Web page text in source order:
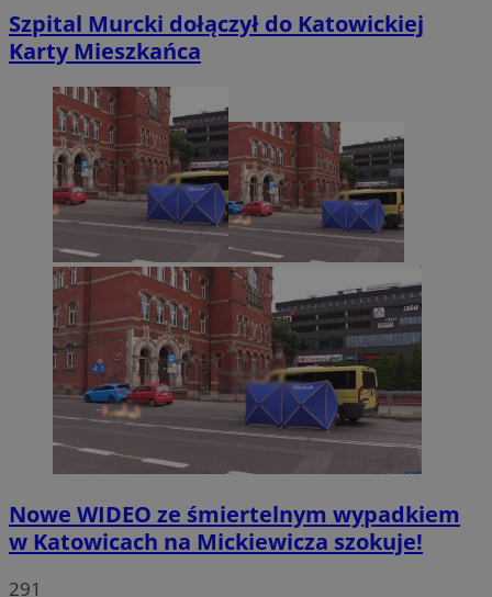
Szpital Murcki dołączył do Katowickiej
Karty Mieszkańca
Nowe WIDEO ze śmiertelnym wypadkiem
w Katowicach na Mickiewicza szokuje!
291